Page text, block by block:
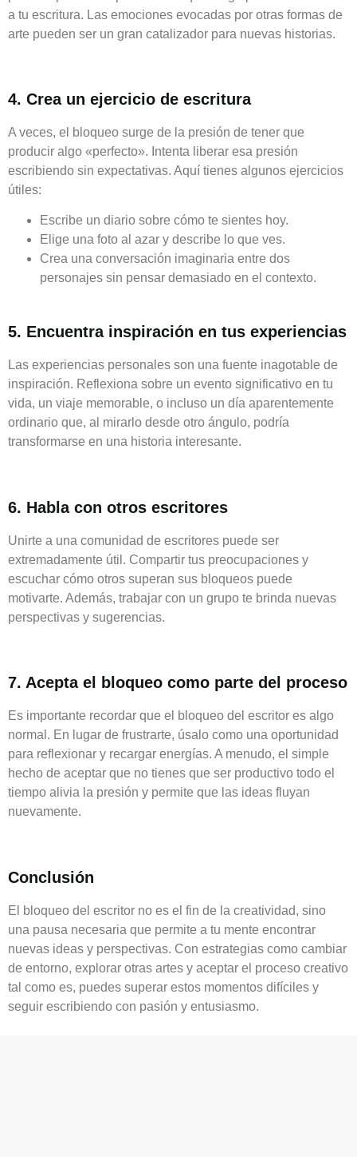
a tu escritura. Las emociones evocadas por otras formas de
arte pueden ser un gran catalizador para nuevas historias.
4. Crea un ejercicio de escritura
A veces, el bloqueo surge de la presión de tener que
producir algo «perfecto». Intenta liberar esa presión
escribiendo sin expectativas. Aquí tienes algunos ejercicios
útiles:
Escribe un diario sobre cómo te sientes hoy.
Elige una foto al azar y describe lo que ves.
Crea una conversación imaginaria entre dos
personajes sin pensar demasiado en el contexto.
5. Encuentra inspiración en tus experiencias
Las experiencias personales son una fuente inagotable de
inspiración. Reflexiona sobre un evento significativo en tu
vida, un viaje memorable, o incluso un día aparentemente
ordinario que, al mirarlo desde otro ángulo, podría
transformarse en una historia interesante.
6. Habla con otros escritores
Unirte a una comunidad de escritores puede ser
extremadamente útil. Compartir tus preocupaciones y
escuchar cómo otros superan sus bloqueos puede
motivarte. Además, trabajar con un grupo te brinda nuevas
perspectivas y sugerencias.
7. Acepta el bloqueo como parte del proceso
Es importante recordar que el bloqueo del escritor es algo
normal. En lugar de frustrarte, úsalo como una oportunidad
para reflexionar y recargar energías. A menudo, el simple
hecho de aceptar que no tienes que ser productivo todo el
tiempo alivia la presión y permite que las ideas fluyan
nuevamente.
Conclusión
El bloqueo del escritor no es el fin de la creatividad, sino
una pausa necesaria que permite a tu mente encontrar
nuevas ideas y perspectivas. Con estrategias como cambiar
de entorno, explorar otras artes y aceptar el proceso creativo
tal como es, puedes superar estos momentos difíciles y
seguir escribiendo con pasión y entusiasmo.